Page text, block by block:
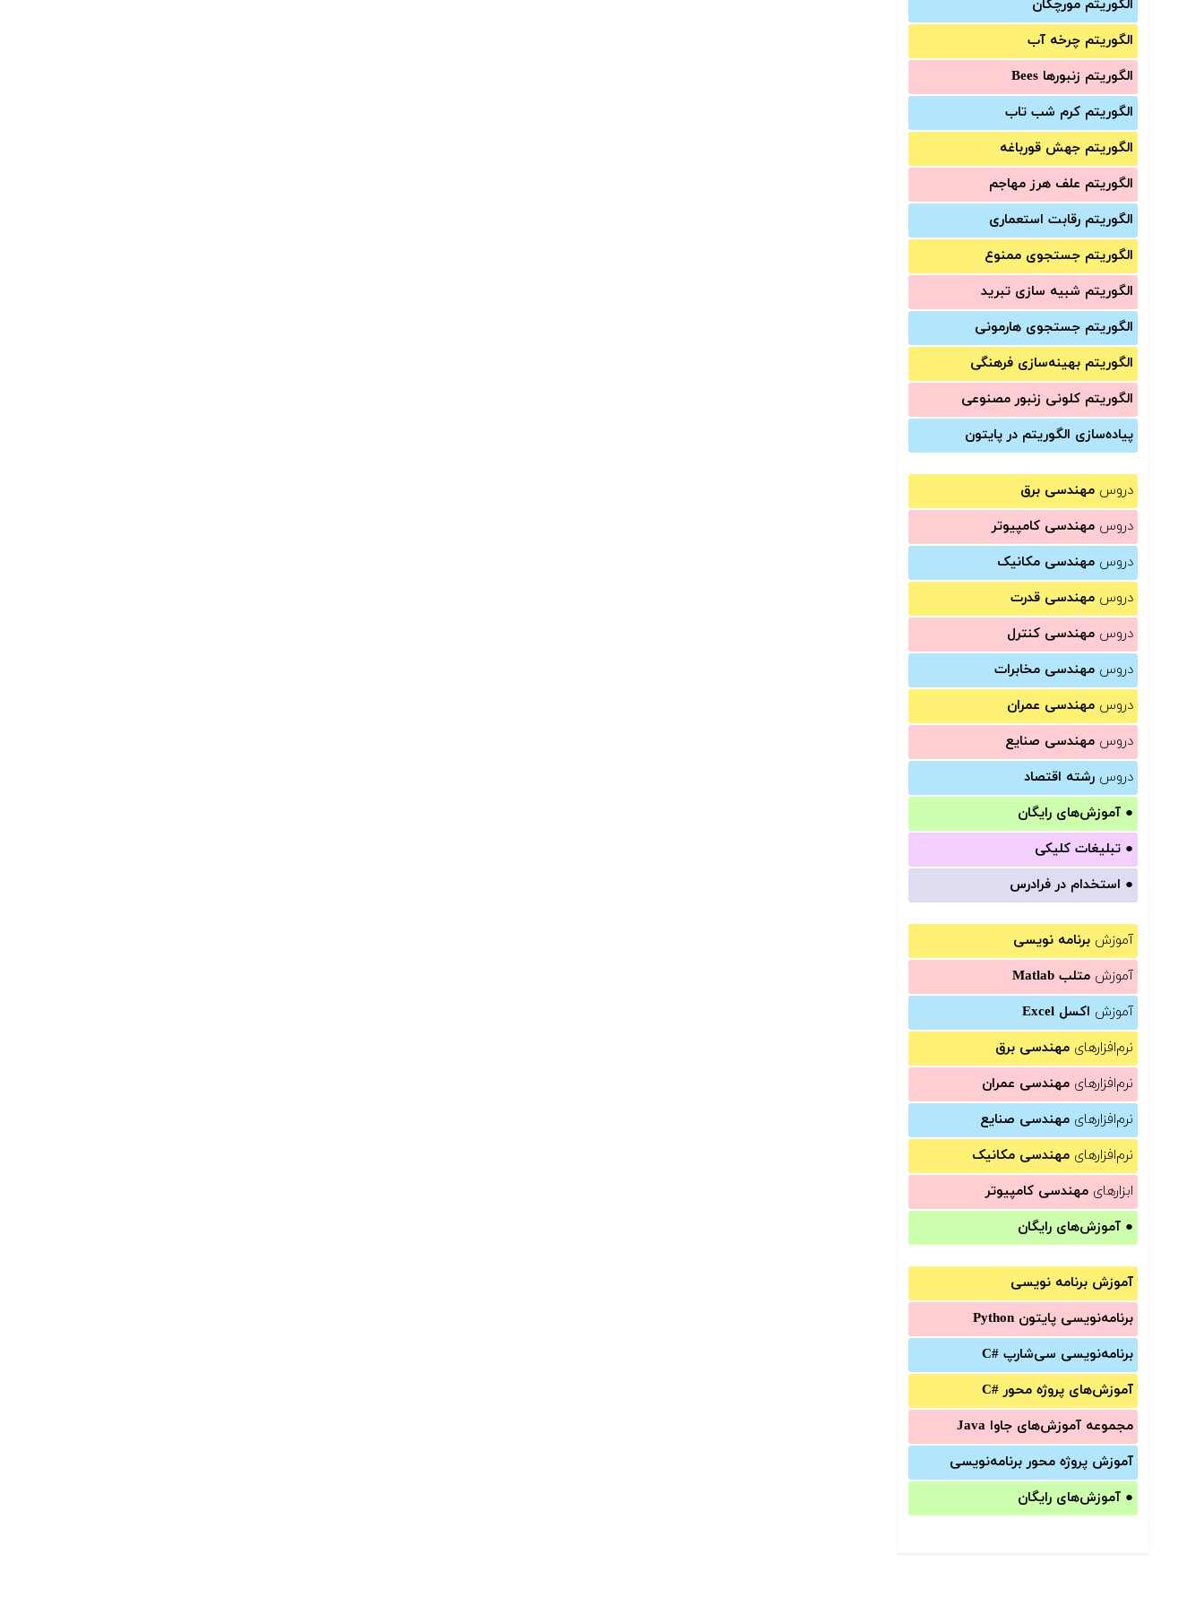
الگوریتم مورچگان
الگوریتم چرخه آب
الگوریتم زنبورها Bees
الگوریتم کرم شب تاب
الگوریتم جهش قورباغه
الگوریتم علف هرز مهاجم
الگوریتم رقابت استعماری
الگوریتم جستجوی ممنوع
الگوریتم شبیه سازی تبرید
الگوریتم جستجوی هارمونی
الگوریتم بهینه‌سازی فرهنگی
الگوریتم کلونی زنبور مصنوعی
پیاده‌سازی الگوریتم در پایتون
دروس مهندسی برق
دروس مهندسی کامپیوتر
دروس مهندسی مکانیک
دروس مهندسی قدرت
دروس مهندسی کنترل
دروس مهندسی مخابرات
دروس مهندسی عمران
دروس مهندسی صنایع
دروس رشته اقتصاد
● آموزش‌های رایگان
● تبلیغات کلیکی
● استخدام در فرادرس
آموزش برنامه نویسی
آموزش متلب Matlab
آموزش اکسل Excel
نرم‌افزارهای مهندسی برق
نرم‌افزارهای مهندسی عمران
نرم‌افزارهای مهندسی صنایع
نرم‌افزارهای مهندسی مکانیک
ابزارهای مهندسی کامپیوتر
● آموزش‌های رایگان
آموزش برنامه نویسی
برنامه‌نویسی پایتون Python
برنامه‌‌نویسی سی‌شارپ C#‎
آموزش‌های پروژه محور #C
مجموعه آموزش‌های جاوا Java
آموزش‌ پروژه محور برنامه‌نویسی
● آموزش‌های رایگان